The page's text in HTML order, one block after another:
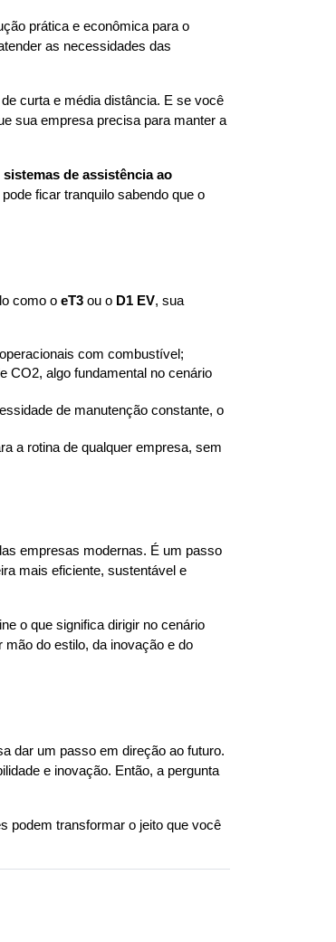
prática e econômica para o
as necessidades das
curta e média distância. E se você
sua empresa precisa para manter a
sistemas de assistência ao
ficar tranquilo sabendo que o
como o eT3 ou o D1 EV, sua
com combustível;
CO2, algo fundamental no cenário
de manutenção constante, o
a rotina de qualquer empresa, sem
empresas modernas. É um passo
mais eficiente, sustentável e
o que significa dirigir no cenário
do estilo, da inovação e do
dar um passo em direção ao futuro.
e inovação. Então, a pergunta
podem transformar o jeito que você